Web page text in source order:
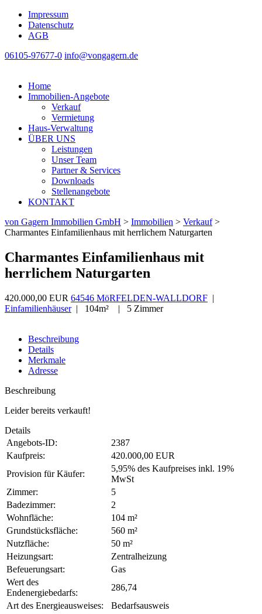
Impressum
Datenschutz
AGB
06105-97677-0 info@vongagern.de
Home
Immobilien-Angebote
Verkauf
Vermietung
Haus-Verwaltung
ÜBER UNS
Leistungen
Unser Team
Partner & Services
Downloads
Stellenangebote
KONTAKT
von Gagern Immobilien GmbH > Immobilien > Verkauf>
Charmantes Einfamilienhaus mit herrlichem Naturgarten
Charmantes Einfamilienhaus mit
herrlichem Naturgarten
420.000,00 EUR 64546 MöRFELDEN-WALLDORF |
Einfamilienhäuser| 104m² | 5 Zimmer
Beschreibung
Details
Merkmale
Adresse
Beschreibung
Leider bereits verkauft!
Details
Angebots-ID:
2387
Kaufpreis:
420.000,00 EUR
Provision für Käufer:
5,95% des Kaufpreises inkl. 19%
MwSt
Zimmer:
5
Badezimmer:
2
Wohnfläche:
104 m²
Grundstücksfläche:
560 m²
Nutzfläche:
50 m²
Heizungsart:
Zentralheizung
Befeuerungsart:
Gas
Wert des
Endenergiebedarfs:
286,74
Art des Energieausweises:
Bedarfsausweis